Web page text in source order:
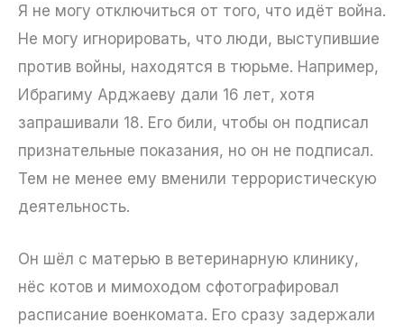
Я не могу отключиться от того, что идёт война.
Не могу игнорировать, что люди, выступившие
против войны, находятся в тюрьме. Например,
Ибрагиму Арджаеву дали 16 лет, хотя
запрашивали 18. Его били, чтобы он подписал
признательные показания, но он не подписал.
Тем не менее ему вменили террористическую
деятельность.
Он шёл с матерью в ветеринарную клинику,
нёс котов и мимоходом сфотографировал
расписание военкомата. Его сразу задержали